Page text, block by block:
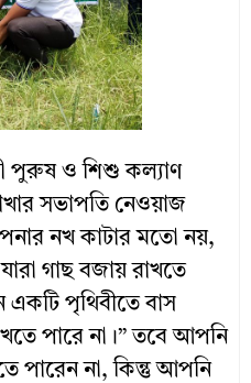
পুরুষ ও শিশু কল্যাণ
সভাপতি নেওয়াজ
নখ কাটার মতো নয়,
গাছ বজায় রাখতে
একটি পৃথিবীতে বাস
পারে না।” তবে আপনি
পারেন না, কিন্তু আপনি